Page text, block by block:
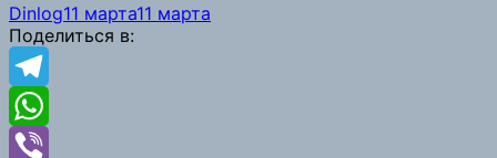
Dinlog11 марта11 марта
Поделиться в:
Telegram
WhatsApp